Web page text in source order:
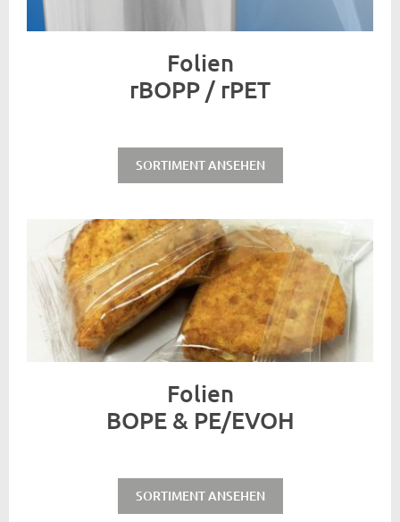
Folien
rBOPP / rPET
SORTIMENT ANSEHEN
Folien
BOPE & PE/EVOH
SORTIMENT ANSEHEN